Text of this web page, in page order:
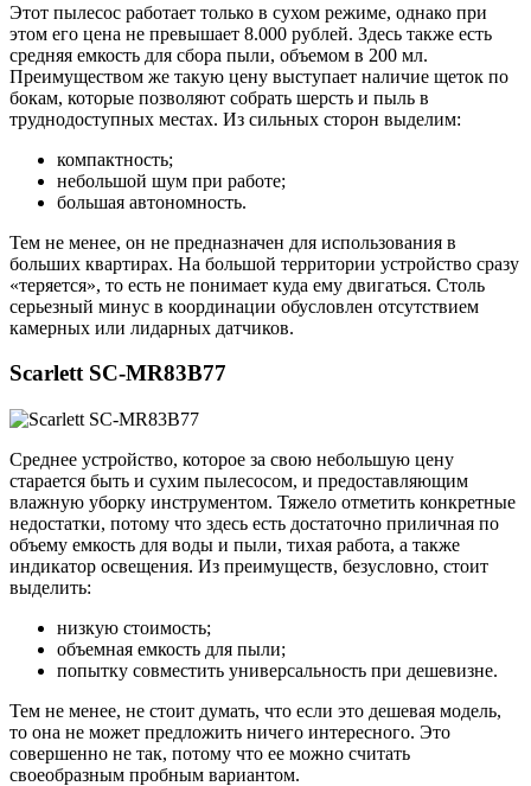
Этот пылесос работает только в сухом режиме, однако при
этом его цена не превышает 8.000 рублей. Здесь также есть
средняя емкость для сбора пыли, объемом в 200 мл.
Преимуществом же такую цену выступает наличие щеток по
бокам, которые позволяют собрать шерсть и пыль в
труднодоступных местах. Из сильных сторон выделим:
компактность;
небольшой шум при работе;
большая автономность.
Тем не менее, он не предназначен для использования в
больших квартирах. На большой территории устройство сразу
«теряется», то есть не понимает куда ему двигаться. Столь
серьезный минус в координации обусловлен отсутствием
камерных или лидарных датчиков.
Scarlett SC-MR83B77
Среднее устройство, которое за свою небольшую цену
старается быть и сухим пылесосом, и предоставляющим
влажную уборку инструментом. Тяжело отметить конкретные
недостатки, потому что здесь есть достаточно приличная по
объему емкость для воды и пыли, тихая работа, а также
индикатор освещения. Из преимуществ, безусловно, стоит
выделить:
низкую стоимость;
объемная емкость для пыли;
попытку совместить универсальность при дешевизне.
Тем не менее, не стоит думать, что если это дешевая модель,
то она не может предложить ничего интересного. Это
совершенно не так, потому что ее можно считать
своеобразным пробным вариантом.